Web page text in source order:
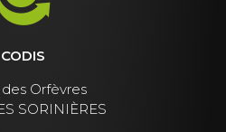
CODIS
des Orfèvres
SORINIÈRES